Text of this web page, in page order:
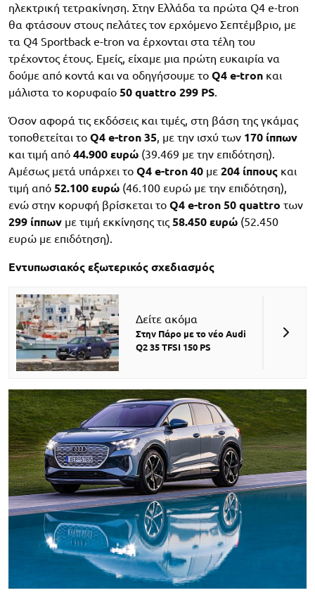
ηλεκτρική τετρακίνηση. Στην Ελλάδα τα πρώτα Q4 e-tron
θα φτάσουν στους πελάτες τον ερχόμενο Σεπτέμβριο, με
τα Q4 Sportback e-tron να έρχονται στα τέλη του
τρέχοντος έτους. Εμείς, είχαμε μια πρώτη ευκαιρία να
δούμε από κοντά και να οδηγήσουμε το Q4 e-tron και
μάλιστα το κορυφαίο 50 quattro 299 PS
Όσον αφορά τις εκδόσεις και τιμές, στη βάση της γκάμας
τοποθετείται το Q4 e-tron 35 , με την ισχύ των 170 ίππων
και τιμή από 44.900 ευρώ (39.469 με την επιδότηση).
Αμέσως μετά υπάρχει το Q4 e-tron 40 με 204 ίππους και
τιμή από 52.100 ευρώ (46.100 ευρώ με την επιδότηση),
ενώ στην κορυφή βρίσκεται το Q4 e-tron 50 quattro των
299 ίππων με τιμή εκκίνησης τις 58.450 ευρώ (52.450
ευρώ με επιδότηση).
Εντυπωσιακός εξωτερικός σχεδιασμός
Δείτε ακόμα
Στην Πάρο με το νέο Audi
Q2 35 TFSI 150 PS